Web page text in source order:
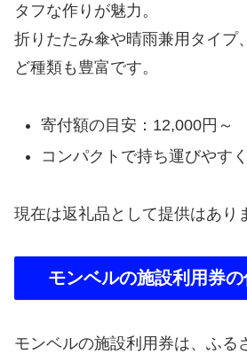
タフな作りが魅力。
折りたたみ傘や晴雨兼用タイプ
ど種類も豊富です。
寄付額の目安：12,000円～
コンパクトで持ち運びやす
現在は返礼品として提供はあり
モンベルの施設利用券
モンベルの施設利用券は、ふる